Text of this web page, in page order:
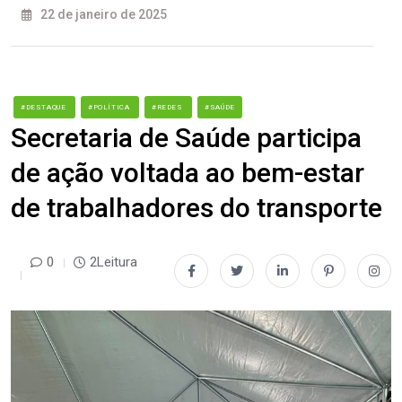
22 de janeiro de 2025
#DESTAQUE #POLÍTICA #REDES #SAÚDE
Secretaria de Saúde participa
de ação voltada ao bem-estar
de trabalhadores do transporte
0 2Leitura